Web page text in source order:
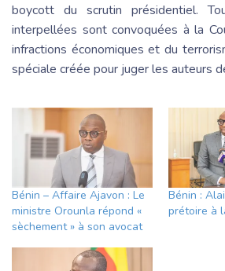
boycott du scrutin présidentiel.
interpellées sont convoquées à la
infractions économiques et du
spéciale créée pour juger les auteurs
Bénin – Affaire Ajavon : Le
ministre Orounla répond «
sèchement » à son avocat
Bénin :
prétoire à